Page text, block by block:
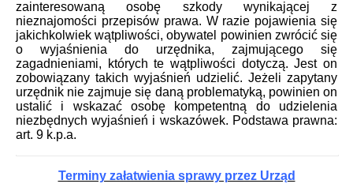
zainteresowaną osobę szkody wynikającej z
nieznajomości przepisów prawa. W razie pojawienia się
jakichkolwiek wątpliwości, obywatel powinien zwrócić się
o wyjaśnienia do urzędnika, zajmującego się
zagadnieniami, których te wątpliwości dotyczą. Jest on
zobowiązany takich wyjaśnień udzielić. Jeżeli zapytany
urzędnik nie zajmuje się daną problematyką, powinien on
ustalić i wskazać osobę kompetentną do udzielenia
niezbędnych wyjaśnień i wskazówek. Podstawa prawna:
art. 9 k.p.a.
Terminy załatwienia sprawy przez Urząd